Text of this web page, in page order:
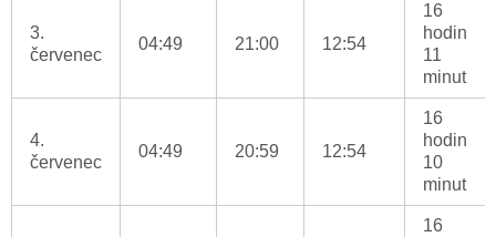
3.
červenec
04:49 21:00 12:54
16
hodin
11
minut
4.
červenec
04:49 20:59 12:54
16
hodin
10
minut
16